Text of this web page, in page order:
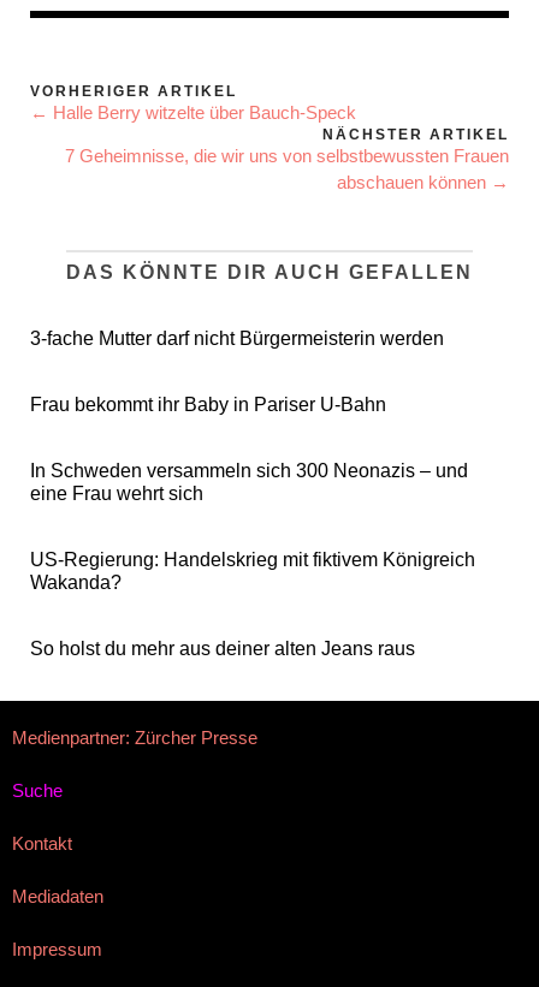
VORHERIGER ARTIKEL
← Halle Berry witzelte über Bauch-Speck
NÄCHSTER ARTIKEL
7 Geheimnisse, die wir uns von selbstbewussten Frauen
abschauen können →
DAS KÖNNTE DIR AUCH GEFALLEN
3-fache Mutter darf nicht Bürgermeisterin werden
Frau bekommt ihr Baby in Pariser U-Bahn
In Schweden versammeln sich 300 Neonazis – und
eine Frau wehrt sich
US-Regierung: Handelskrieg mit fiktivem Königreich
Wakanda?
So holst du mehr aus deiner alten Jeans raus
Medienpartner: Zürcher Presse
Suche
Kontakt
Mediadaten
Impressum